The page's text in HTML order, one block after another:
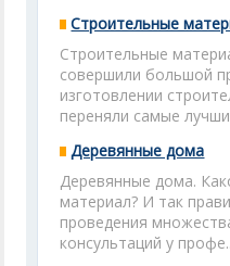
Строительные
Строительные
совершили большой
изготовлении
переняли самые
Деревянные дома
Деревянные дома.
материал? И так
проведения
консультаций у